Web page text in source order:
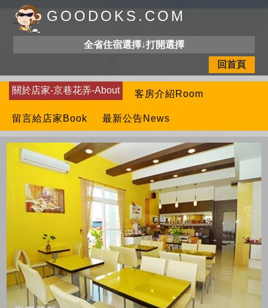
GOODOKS.COM
全省住宿選擇↓打開選擇
回首頁
關於店家-京巷花弄-About 客房介紹Room
留言給店家Book 最新公告News